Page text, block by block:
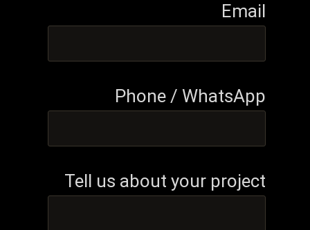
Email
Phone / WhatsApp
Tell us about your project